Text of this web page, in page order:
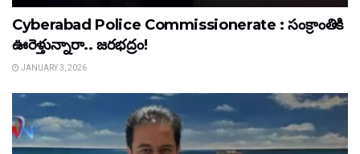
Cyberabad Police Commissionerate : సంక్రాంతికి
ఊరెళ్తున్నారా.. జరభద్రం!
JANUARY 3, 2026